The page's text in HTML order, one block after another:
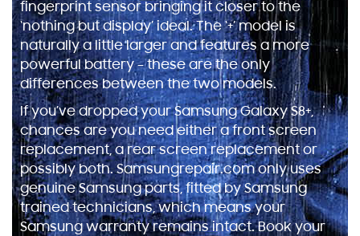
fingerprint sensor bringing it closer to the
‘nothing but display’ ideal. The ‘+’ model is
naturally a little larger and features a more
powerful battery – these are the only
differences between the two models.
If you’ve dropped your Samsung Galaxy S8+,
chances are you need either a front screen
replacement, a rear screen replacement or
possibly both. Samsungrepair.com only uses
genuine Samsung parts, fitted by Samsung
trained technicians, which means your
Samsung warranty remains intact. Book your